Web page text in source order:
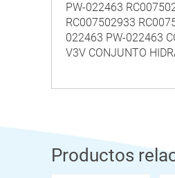
PW-022463
RC007502933
022463 PW-022463
V3V CONJUNTO
Productos